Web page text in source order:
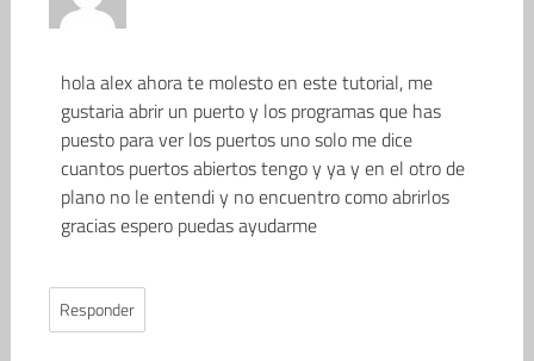
hola alex ahora te molesto en este tutorial, me
gustaria abrir un puerto y los programas que has
puesto para ver los puertos uno solo me dice
cuantos puertos abiertos tengo y ya y en el otro de
plano no le entendi y no encuentro como abrirlos
gracias espero puedas ayudarme
Responder